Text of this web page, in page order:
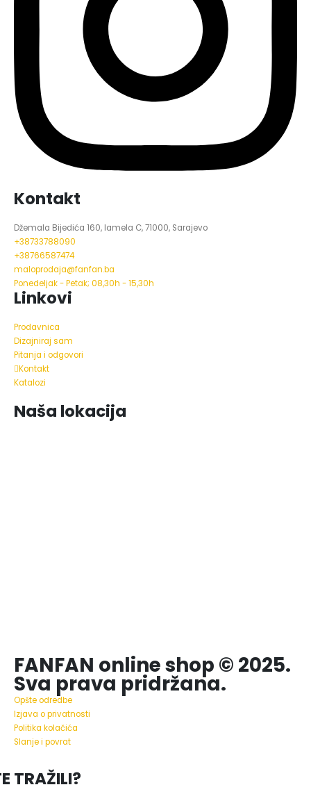
Kontakt
Džemala Bijedića 160, lamela C, 71000, Sarajevo
+38733788090
+38766587474
maloprodaja@fanfan.ba
Ponedeljak - Petak; 08,30h - 15,30h
Linkovi
Prodavnica
Dizajniraj sam
Pitanja i odgovori
Kontakt
Katalozi
Naša lokacija
FANFAN online shop © 2025.
Sva prava pridržana.
Opšte odredbe
Izjava o privatnosti
Politika kolačića
Slanje i povrat
TRAŽILI?